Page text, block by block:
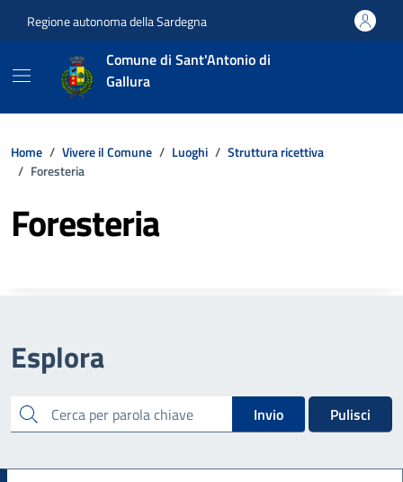
Regione autonoma della Sardegna
Comune di Sant'Antonio di
Gallura
Home Vivere il Comune Luoghi
Struttura ricettiva
Foresteria
Foresteria
Esplora
cerca Invio Pulisci